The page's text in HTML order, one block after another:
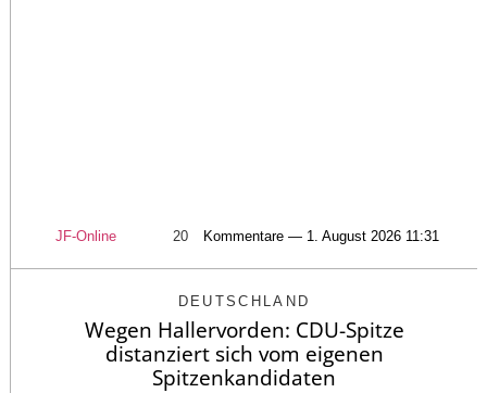
JF-Online 20 Kommentare — 1. August 2026 11:31
DEUTSCHLAND
Wegen Hallervorden: CDU-Spitze
distanziert sich vom eigenen
Spitzenkandidaten